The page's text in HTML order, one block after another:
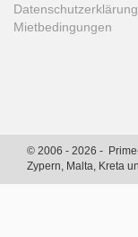
Datenschutzerklärung
Mietbedingungen
© 2006 - 2026 -
Zypern, Malta, Kreta